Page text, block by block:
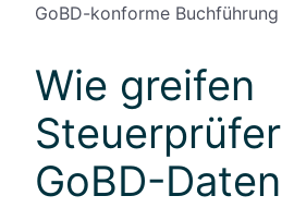
GoBD-konforme
Wie greifen
GoBD-